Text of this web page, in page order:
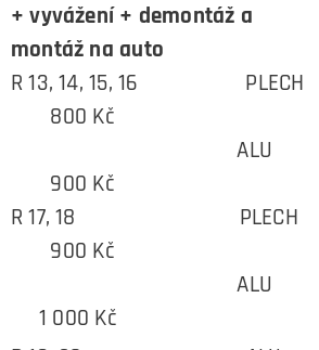
+ vyvážení + demontáž a
montáž na auto
R 13, 14, 15, 16 PLECH
800 Kč
ALU
900 Kč
R 17, 18 PLECH
900 Kč
ALU
1 000 Kč